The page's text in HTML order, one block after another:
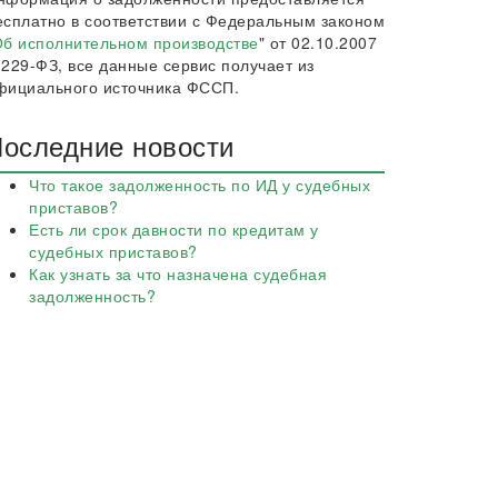
в соответствии с Федеральным законом
исполнительном производстве" от 02.10.2007
ФЗ, все данные сервис получает из
источника ФССП.
новости
Что такое задолженность по ИД у судебных
приставов?
Есть ли срок давности по кредитам у
судебных приставов?
Как узнать за что назначена судебная
задолженность?